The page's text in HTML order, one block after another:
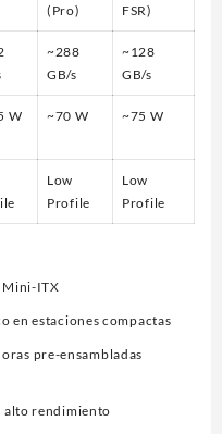
(Pro)
FSR)
~288
GB/s
~128
GB/s
W ~70 W ~75 W
Low
Profile
Low
Profile
Mini-ITX
en estaciones compactas
pre-ensambladas
alto rendimiento